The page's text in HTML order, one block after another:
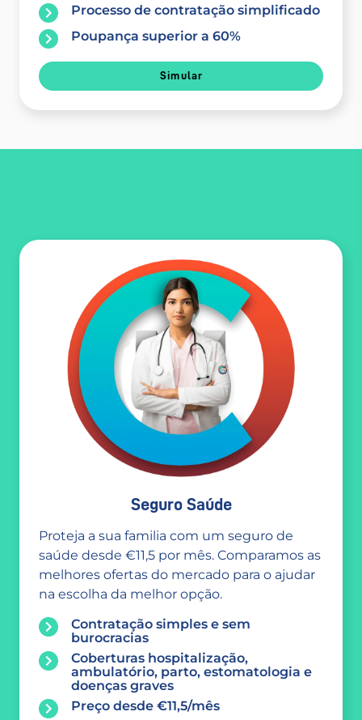
Processo de contratação simplificado
Poupança superior a 60%
Simular
Seguro Saúde
Proteja a sua familia com um seguro de
saúde desde €11,5 por mês. Comparamos as
melhores ofertas do mercado para o ajudar
na escolha da melhor opção.
Contratação simples e sem
burocracias
Coberturas hospitalização,
ambulatório, parto, estomatologia e
doenças graves
Preço desde €11,5/mês